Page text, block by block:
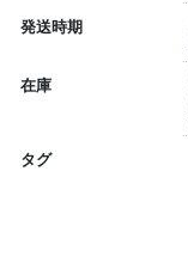
発送時期
在庫
タグ